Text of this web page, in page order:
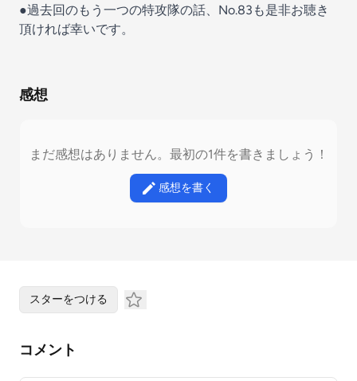
●過去回のもう一つの特攻隊の話、No.83も是非お聴き
頂ければ幸いです。
感想
まだ感想はありません。最初の1件を書きましょう！
感想を書く
スターをつける
コメント